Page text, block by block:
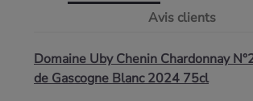
Avis clients
Domaine Uby Chenin Chardonnay
de Gascogne Blanc 2024 75cl